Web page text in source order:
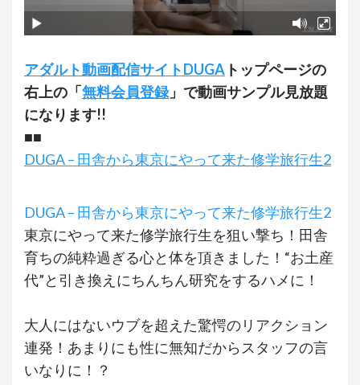
アダルト動画配信サイトDUGA トップページの
右上の「無料会員登録」で動画サンプル見放題
になります!!
■■
DUGA – 田舎から東京にやって来た修学旅行生2
DUGA – 田舎から東京にやって来た修学旅行生2
東京にやって来た修学旅行生を狙い撃ち！田舎
育ちの純粋過ぎる心と体を頂きました！“お土産
代”と引き換えにちんちん研究をするハメに！
大人にはないウブを超えた驚愕のリアクション
連発！あまりにも性に無知だからスタッフの言
いなりに！？